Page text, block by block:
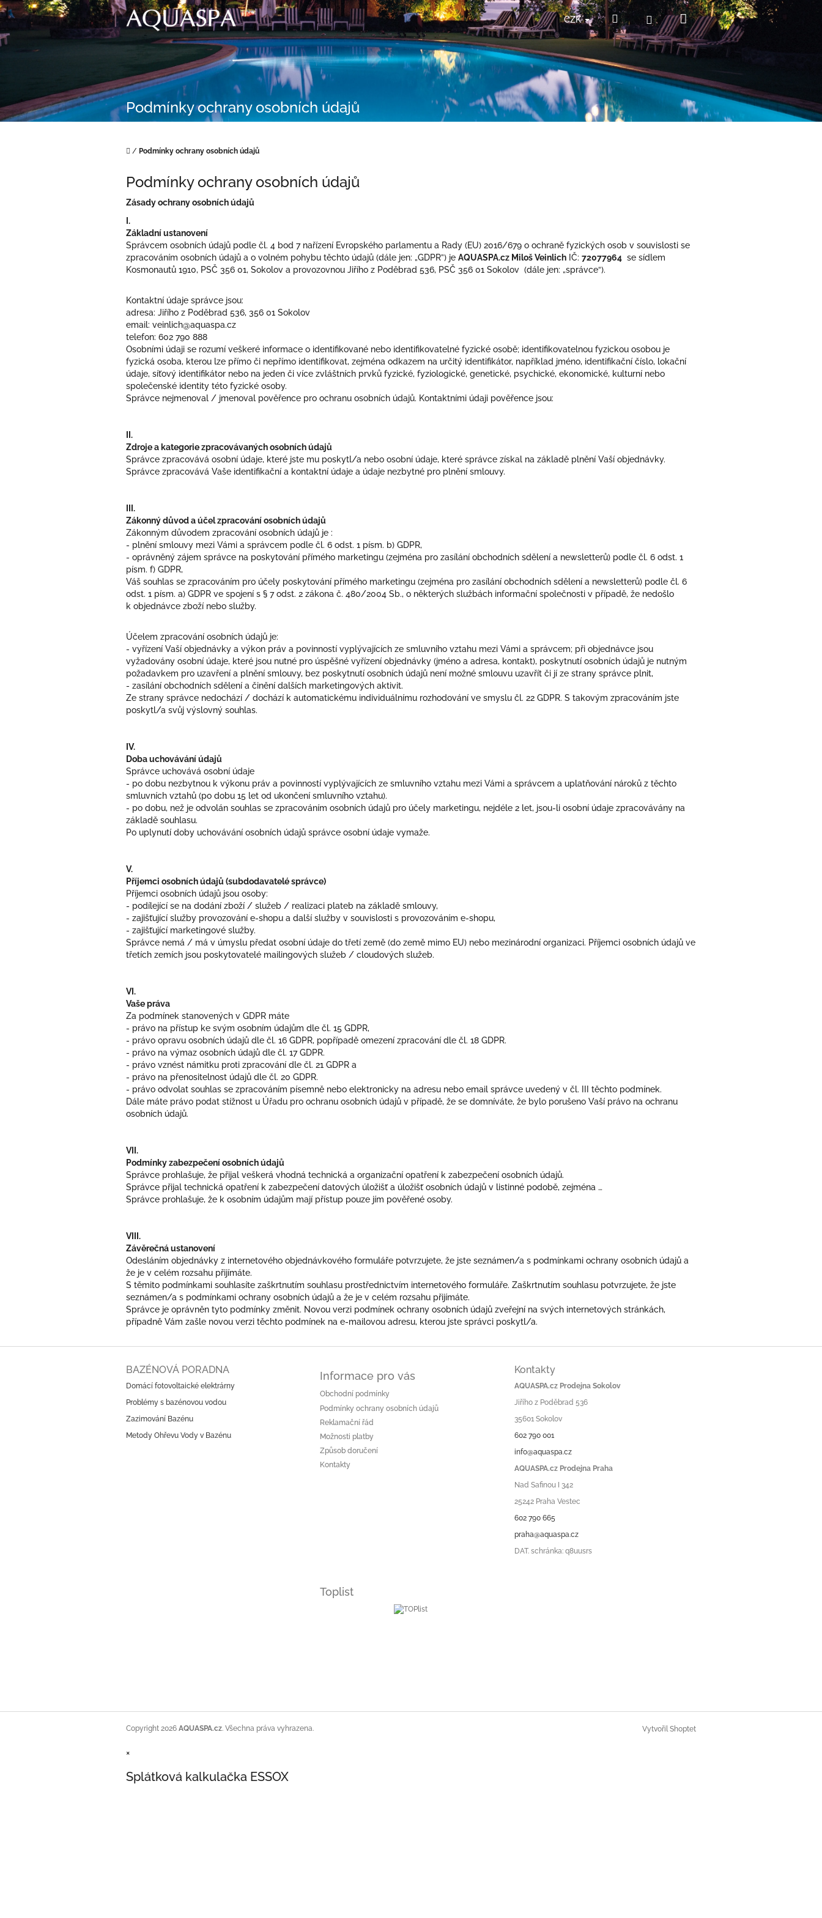
Přejít
na
CZK HledatPřihlášeníNákupní
košík
Podmínky ochrany osobních údajů
Domů
/ Podmínky ochrany osobních údajů
Podmínky ochrany osobních údajů
Zásady ochrany osobních údajů
I.
Základní ustanovení
Správcem osobních údajů podle čl. 4 bod 7 nařízení Evropského parlamentu a Rady (EU) 2016/679 o ochraně fyzických osob v souvislosti se
zpracováním osobních údajů a o volném pohybu těchto údajů (dále jen: „GDPR”) je AQUASPA.cz Miloš Veinlich IČ: 72077964 se sídlem
Kosmonautů 1910, PSČ 356 01, Sokolov a provozovnou Jiřího z Poděbrad 536, PSČ 356 01 Sokolov (dále jen: „správce“).
Kontaktní údaje správce jsou:
adresa: Jiřího z Poděbrad 536, 356 01 Sokolov
email: veinlich@aquaspa.cz
telefon: 602 790 888
Osobními údaji se rozumí veškeré informace o identifikované nebo identifikovatelné fyzické osobě; identifikovatelnou fyzickou osobou je
fyzická osoba, kterou lze přímo či nepřímo identifikovat, zejména odkazem na určitý identifikátor, například jméno, identifikační číslo, lokační
údaje, síťový identifikátor nebo na jeden či více zvláštních prvků fyzické, fyziologické, genetické, psychické, ekonomické, kulturní nebo
společenské identity této fyzické osoby.
Správce nejmenoval / jmenoval pověřence pro ochranu osobních údajů. Kontaktními údaji pověřence jsou:
II.
Zdroje a kategorie zpracovávaných osobních údajů
Správce zpracovává osobní údaje, které jste mu poskytl/a nebo osobní údaje, které správce získal na základě plnění Vaší objednávky.
Správce zpracovává Vaše identifikační a kontaktní údaje a údaje nezbytné pro plnění smlouvy.
III.
Zákonný důvod a účel zpracování osobních údajů
Zákonným důvodem zpracování osobních údajů je :
- plnění smlouvy mezi Vámi a správcem podle čl. 6 odst. 1 písm. b) GDPR,
- oprávněný zájem správce na poskytování přímého marketingu (zejména pro zasílání obchodních sdělení a newsletterů) podle čl. 6 odst. 1
písm. f) GDPR,
Váš souhlas se zpracováním pro účely poskytování přímého marketingu (zejména pro zasílání obchodních sdělení a newsletterů) podle čl. 6
odst. 1 písm. a) GDPR ve spojení s § 7 odst. 2 zákona č. 480/2004 Sb., o některých službách informační společnosti v případě, že nedošlo
k objednávce zboží nebo služby.
Účelem zpracování osobních údajů je:
- vyřízení Vaší objednávky a výkon práv a povinností vyplývajících ze smluvního vztahu mezi Vámi a správcem; při objednávce jsou
vyžadovány osobní údaje, které jsou nutné pro úspěšné vyřízení objednávky (jméno a adresa, kontakt), poskytnutí osobních údajů je nutným
požadavkem pro uzavření a plnění smlouvy, bez poskytnutí osobních údajů není možné smlouvu uzavřít či jí ze strany správce plnit,
- zasílání obchodních sdělení a činění dalších marketingových aktivit.
Ze strany správce nedochází / dochází k automatickému individuálnímu rozhodování ve smyslu čl. 22 GDPR. S takovým zpracováním jste
poskytl/a svůj výslovný souhlas.
IV.
Doba uchovávání údajů
Správce uchovává osobní údaje
- po dobu nezbytnou k výkonu práv a povinností vyplývajících ze smluvního vztahu mezi Vámi a správcem a uplatňování nároků z těchto
smluvních vztahů (po dobu 15 let od ukončení smluvního vztahu).
- po dobu, než je odvolán souhlas se zpracováním osobních údajů pro účely marketingu, nejdéle 2 let, jsou-li osobní údaje zpracovávány na
základě souhlasu.
Po uplynutí doby uchovávání osobních údajů správce osobní údaje vymaže.
V.
Příjemci osobních údajů (subdodavatelé správce)
Příjemci osobních údajů jsou osoby:
- podílející se na dodání zboží / služeb / realizaci plateb na základě smlouvy,
- zajišťující služby provozování e-shopu a další služby v souvislosti s provozováním e-shopu,
- zajišťující marketingové služby.
Správce nemá / má v úmyslu předat osobní údaje do třetí země (do země mimo EU) nebo mezinárodní organizaci. Příjemci osobních údajů ve
třetích zemích jsou poskytovatelé mailingových služeb / cloudových služeb.
VI.
Vaše práva
Za podmínek stanovených v GDPR máte
- právo na přístup ke svým osobním údajům dle čl. 15 GDPR,
- právo opravu osobních údajů dle čl. 16 GDPR, popřípadě omezení zpracování dle čl. 18 GDPR.
- právo na výmaz osobních údajů dle čl. 17 GDPR.
- právo vznést námitku proti zpracování dle čl. 21 GDPR a
- právo na přenositelnost údajů dle čl. 20 GDPR.
- právo odvolat souhlas se zpracováním písemně nebo elektronicky na adresu nebo email správce uvedený v čl. III těchto podmínek.
Dále máte právo podat stížnost u Úřadu pro ochranu osobních údajů v případě, že se domníváte, že bylo porušeno Vaší právo na ochranu
osobních údajů.
VII.
Podmínky zabezpečení osobních údajů
Správce prohlašuje, že přijal veškerá vhodná technická a organizační opatření k zabezpečení osobních údajů.
Správce přijal technická opatření k zabezpečení datových úložišť a úložišť osobních údajů v listinné podobě, zejména …
Správce prohlašuje, že k osobním údajům mají přístup pouze jím pověřené osoby.
VIII.
Závěrečná ustanovení
Odesláním objednávky z internetového objednávkového formuláře potvrzujete, že jste seznámen/a s podmínkami ochrany osobních údajů a
že je v celém rozsahu přijímáte.
S těmito podmínkami souhlasíte zaškrtnutím souhlasu prostřednictvím internetového formuláře. Zaškrtnutím souhlasu potvrzujete, že jste
seznámen/a s podmínkami ochrany osobních údajů a že je v celém rozsahu přijímáte.
Správce je oprávněn tyto podmínky změnit. Novou verzi podmínek ochrany osobních údajů zveřejní na svých internetových stránkách,
případně Vám zašle novou verzi těchto podmínek na e-mailovou adresu, kterou jste správci poskytl/a.
BAZÉNOVÁ PORADNA
Domácí fotovoltaické elektrárny
Problémy s bazénovou vodou
Zazimování Bazénu
Metody Ohřevu Vody v Bazénu
Informace pro vás
Obchodní podmínky
Podmínky ochrany osobních údajů
Reklamační řád
Možnosti platby
Způsob doručení
Kontakty
Kontakty
AQUASPA.cz Prodejna Sokolov
Jiřího z Poděbrad 536
35601 Sokolov
602 790 001
info@aquaspa.cz
AQUASPA.cz Prodejna Praha
Nad Safinou I 342
25242 Praha Vestec
602 790 665
praha@aquaspa.cz
DAT. schránka: q8uusrs
Toplist
Vytvořil Shoptet
Copyright 2026 AQUASPA.cz. Všechna práva vyhrazena.
×
Splátková kalkulačka ESSOX